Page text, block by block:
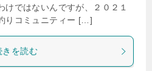
ではないんですが、２０２１
りコミュニティー […]
きを読む